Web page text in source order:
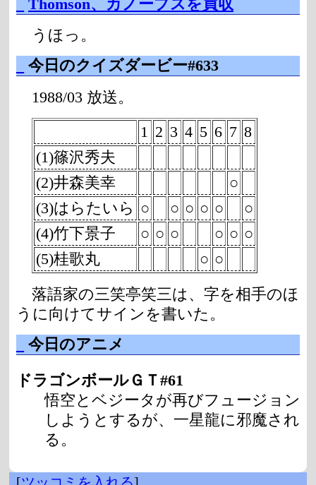
Thomson、カノープスを買収
うほっ。
今日のクイズダービー#633
1988/03 放送。
1 2 3 4 5 6 7 8
(1)篠沢秀夫
(2)井森美幸
○
(3)はらたいら ○ ○ ○ ○ ○
○
(4)竹下景子
○ ○ ○ ○ ○ ○
(5)桂歌丸
○ ○
落語家の三笑亭笑三は、字を相手のほ
うに向けてサインを書いた。
今日のアニメ
ドラゴンボールＧＴ#61
悟空とベジータが再びフュージョン
しようとするが、一星龍に邪魔され
る。